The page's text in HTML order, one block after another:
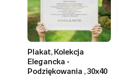
Plakat, Kolekcja
Elegancka -
Podziękowania , 30x40